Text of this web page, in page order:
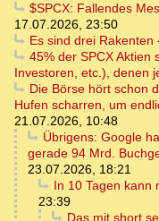
$SPCX: Fallendes
17.07.2026, 23:50
Es sind drei Rakenten
45% der SPCX Aktien
Investoren, etc.), denen
Die Börse hört schon
Hufen scharren, um
21.07.2026, 10:48
Übrigens: Google
gerade 94 Mrd.
23.07.2026, 18:21
In 10 Tagen kann
23:39
Das mit short